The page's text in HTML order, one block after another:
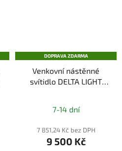
DOPRAVA ZDARMA
Venkovní nástěnné
svítidlo DELTA LIGHT
7-14 dní
7 851,24 Kč bez DPH
9 500 Kč